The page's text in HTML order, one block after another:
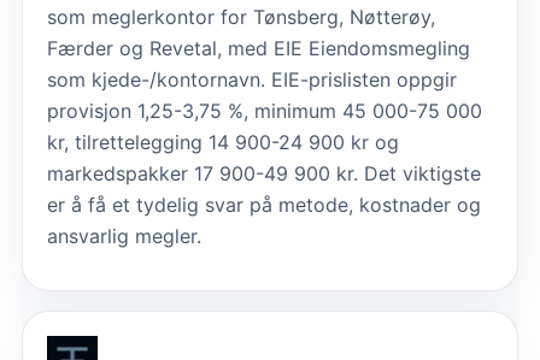
som meglerkontor for Tønsberg, Nøtterøy,
Færder og Revetal, med EIE Eiendomsmegling
som kjede-/kontornavn. EIE-prislisten oppgir
provisjon 1,25-3,75 %, minimum 45 000-75 000
kr, tilrettelegging 14 900-24 900 kr og
markedspakker 17 900-49 900 kr. Det viktigste
er å få et tydelig svar på metode, kostnader og
ansvarlig megler.